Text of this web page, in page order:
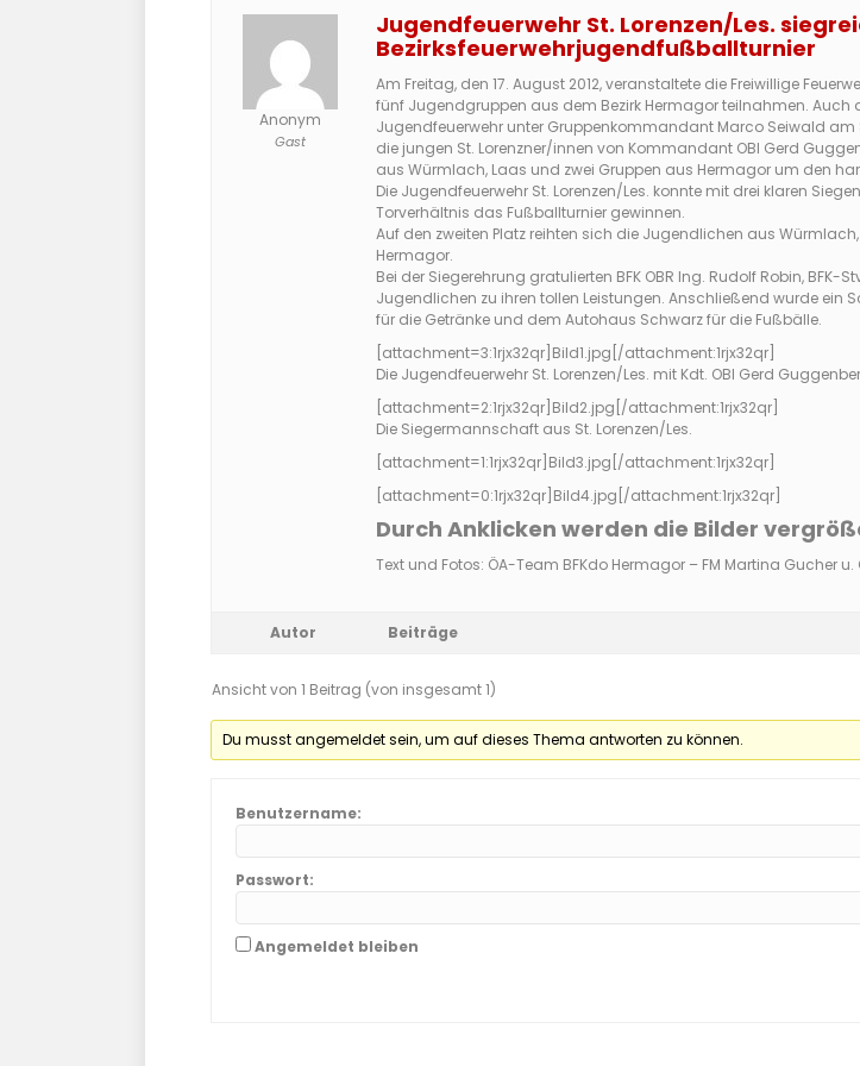
Anonym
Gast
Jugendfeuerwehr St. Lorenzen/Les.
Bezirksfeuerwehrjugendfußballturnier
Am Freitag, den 17. August 2012, veranstaltete die Freiwillige
fünf Jugendgruppen aus dem Bezirk Hermagor teilnahmen. Auch
Jugendfeuerwehr unter Gruppenkommandant Marco Seiwald
die jungen St. Lorenzner/innen von Kommandant OBI Gerd
aus Würmlach, Laas und zwei Gruppen aus Hermagor um den
Die Jugendfeuerwehr St. Lorenzen/Les. konnte mit drei klaren
Torverhältnis das Fußballturnier gewinnen.
Auf den zweiten Platz reihten sich die Jugendlichen aus
Hermagor.
Bei der Siegerehrung gratulierten BFK OBR Ing. Rudolf Robin, BFK-
Jugendlichen zu ihren tollen Leistungen. Anschließend wurde ein
für die Getränke und dem Autohaus Schwarz für die Fußbälle.
[attachment=3:1rjx32qr] Bild1.jpg [/attachment:1rjx32qr]
Die Jugendfeuerwehr St. Lorenzen/Les. mit Kdt. OBI Gerd
[attachment=2:1rjx32qr] Bild2.jpg [/attachment:1rjx32qr]
Die Siegermannschaft aus St. Lorenzen/Les.
[attachment=1:1rjx32qr] Bild3.jpg [/attachment:1rjx32qr]
[attachment=0:1rjx32qr] Bild4.jpg [/attachment:1rjx32qr]
Durch Anklicken werden die Bilder
Text und Fotos: ÖA-Team BFKdo Hermagor – FM Martina Gucher
Autor Beiträge
Ansicht von 1 Beitrag (von insgesamt 1)
Du musst angemeldet sein, um auf dieses Thema antworten zu können.
Benutzername:
Passwort:
Angemeldet bleiben